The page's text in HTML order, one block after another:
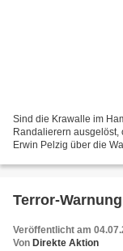
Sind die Krawalle im
Randalierern
Erwin Pelzig über die
Terror-Warnung
Veröffentlicht am
Von Direkte Aktion